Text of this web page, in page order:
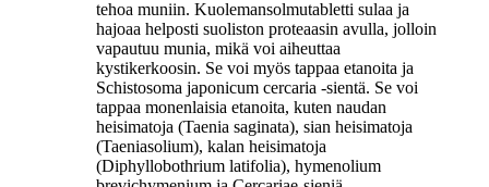
tehoa muniin. Kuolemansolmutabletti sulaa ja
hajoaa helposti suoliston proteaasin avulla, jolloin
vapautuu munia, mikä voi aiheuttaa
kystikerkoosin. Se voi myös tappaa etanoita ja
Schistosoma japonicum cercaria -sientä. Se voi
tappaa monenlaisia ​​etanoita, kuten naudan
heisimatoja (Taenia saginata), sian heisimatoja
(Taeniasolium), kalan heisimatoja
(Diphyllobothrium latifolia), hymenolium